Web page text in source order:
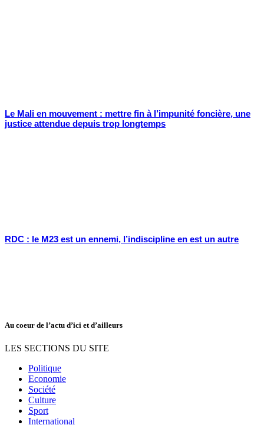
Le Mali en mouvement : mettre fin à l’impunité foncière, une
justice attendue depuis trop longtemps
RDC : le M23 est un ennemi, l’indiscipline en est un autre
Au coeur de l’actu d’ici et d’ailleurs
LES SECTIONS DU SITE
Politique
Economie
Société
Culture
Sport
International